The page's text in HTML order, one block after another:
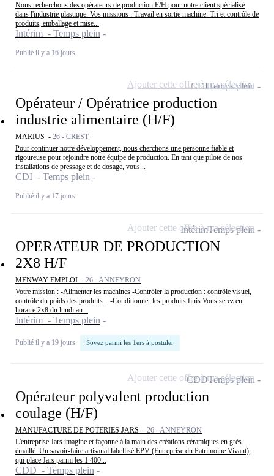
Nous recherchons des opérateurs de production F/H pour notre client spécialisé
dans l'industrie plastique. Vos missions : Travail en sortie machine. Tri et contrôle de
produits, emballage et mise...
Intérim - Temps plein
Publié il y a 16 jours
Opérateur / Opératrice production
industrie alimentaire (H/F)
MARIUS - 26 - CREST
Pour continuer notre développement, nous cherchons une personne fiable et
rigoureuse pour rejoindre notre équipe de production. En tant que pilote de nos
installations de pressage et de dosage, vous...
CDI - Temps plein
Publié il y a 17 jours
CDITemps plein
Ajouter cette offre à ma sélection
OPERATEUR DE PRODUCTION
2X8 H/F
MENWAY EMPLOI - 26 - ANNEYRON
Votre mission : -Alimenter les machines -Contrôler la production : contrôle visuel,
contrôle du poids des produits... -Conditionner les produits finis Vous serez en
horaire 2x8 du lundi au...
Intérim - Temps plein
Publié il y a 19 jours Soyez parmi les 1ers à postuler
IntérimTemps plein
Ajouter cette offre à ma sélection
Opérateur polyvalent production
coulage (H/F)
MANUFACTURE DE POTERIES JARS - 26 - ANNEYRON
L'entreprise Jars imagine et façonne à la main des créations céramiques en grès
émaillé. Un savoir-faire artisanal labellisé EPV (Entreprise du Patrimoine Vivant),
qui place Jars parmi les 1 400...
CDD - Temps plein
CDDTemps plein
Ajouter cette offre à ma sélection